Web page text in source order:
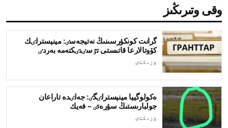
وقى وتىرىڭىز
گرانت كونكۋرسىنىڭ نەتيجەسٸ: مينيسترلٸك
كۆوتالارعا قاتىستى تٷسٸنٸكتەمە بەردٸ
ٶزەكتٸ
ەكولوگييا مينيسترلٸگٸ: جەلٸدە تاراعان
جولبارىستىڭ سۋرەتٸ – فەيك
ٶزەكتٸ